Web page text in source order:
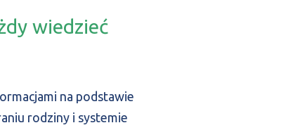
wiedzieć
na podstawie
rodziny i systemie